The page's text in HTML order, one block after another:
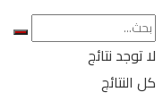
لا توجد نتائج
كل النتائج